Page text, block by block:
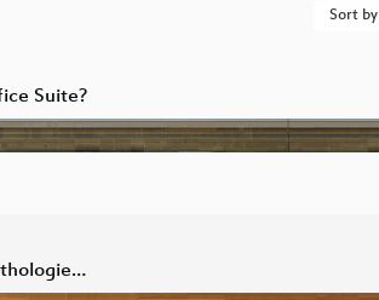
Sort by
Suite?